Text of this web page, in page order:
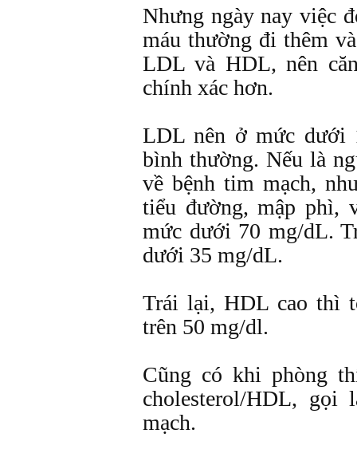
Nhưng ngày nay việc
máu thường đi thêm
LDL và HDL, nên
chính xác hơn.
LDL nên ở mức dưới
bình thường. Nếu là
về bệnh tim mạch,
tiểu đường, mập
mức dưới 70 mg/dL.
dưới 35 mg/dL.
Trái lại, HDL cao thì
trên 50 mg/dl.
Cũng có khi phòng
cholesterol/HDL,
mạch.